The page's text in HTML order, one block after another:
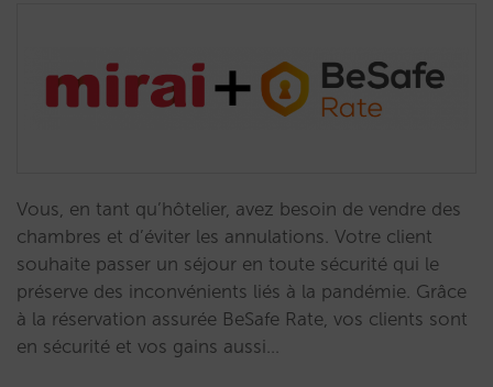
Vous, en tant qu’hôtelier, avez besoin de vendre des
chambres et d’éviter les annulations. Votre client
souhaite passer un séjour en toute sécurité qui le
préserve des inconvénients liés à la pandémie. Grâce
à la réservation assurée BeSafe Rate, vos clients sont
en sécurité et vos gains aussi…